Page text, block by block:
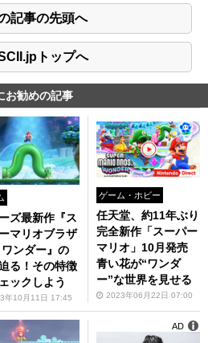
記事の先頭へ
トップへ
お勧めの記事
ズ最新作『ス
マリオブラザ
ンダー』の
る！その特徴
ックしよう
年10月11日 17:45
ゲーム・ホビー
任天堂、約11年ぶり
完全新作「スーパー
マリオ」10月発売
青い花が“ワンダ
ー”な世界を見せる
2023年06月22日 07:00
AD